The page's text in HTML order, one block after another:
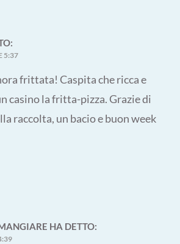
5:37
frittata! Caspita che ricca e
casino la fritta-pizza. Grazie di
raccolta, un bacio e buon week
HA DETTO: